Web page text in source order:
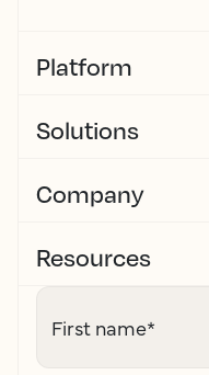
Platform
Solutions
Company
Resources
First name*